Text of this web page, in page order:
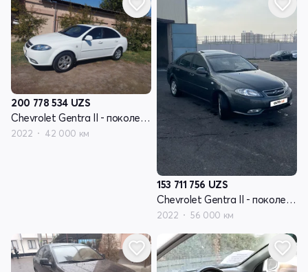
200 778 534 UZS
Chevrolet Gentra II - поколение
2022 42 000 км
153 711 756 UZS
Chevrolet Gentra II - поколение
2022 56 000 км